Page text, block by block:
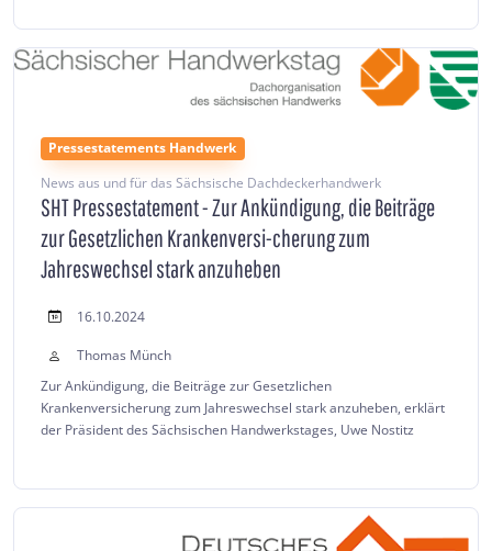
Pressestatements Handwerk
News aus und für das Sächsische Dachdeckerhandwerk
SHT Pressestatement - Zur Ankündigung, die Beiträge
zur Gesetzlichen Krankenversi-cherung zum
Jahreswechsel stark anzuheben
16.10.2024
Thomas Münch
Zur Ankündigung, die Beiträge zur Gesetzlichen
Krankenversicherung zum Jahreswechsel stark anzuheben, erklärt
der Präsident des Sächsischen Handwerkstages, Uwe Nostitz